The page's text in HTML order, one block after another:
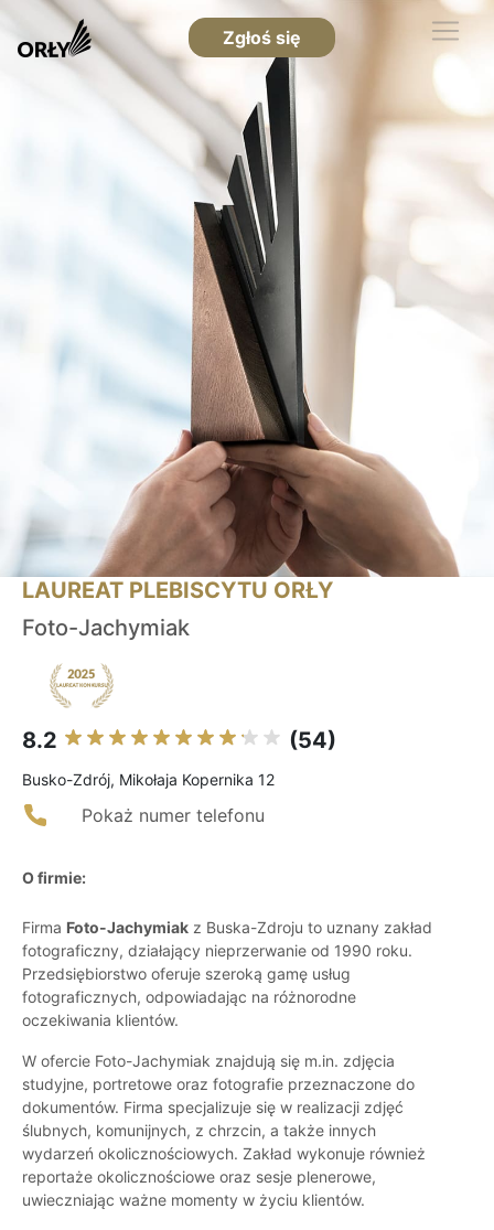
Zgłoś się
LAUREAT PLEBISCYTU ORŁY
Foto-Jachymiak
8.2 (54)
Busko-Zdrój, Mikołaja Kopernika 12
Pokaż numer telefonu
O firmie:
Firma Foto-Jachymiak z Buska-Zdroju to uznany zakład
fotograficzny, działający nieprzerwanie od 1990 roku.
Przedsiębiorstwo oferuje szeroką gamę usług
fotograficznych, odpowiadając na różnorodne
oczekiwania klientów.
W ofercie Foto-Jachymiak znajdują się m.in. zdjęcia
studyjne, portretowe oraz fotografie przeznaczone do
dokumentów. Firma specjalizuje się w realizacji zdjęć
ślubnych, komunijnych, z chrzcin, a także innych
wydarzeń okolicznościowych. Zakład wykonuje również
reportaże okolicznościowe oraz sesje plenerowe,
uwieczniając ważne momenty w życiu klientów.